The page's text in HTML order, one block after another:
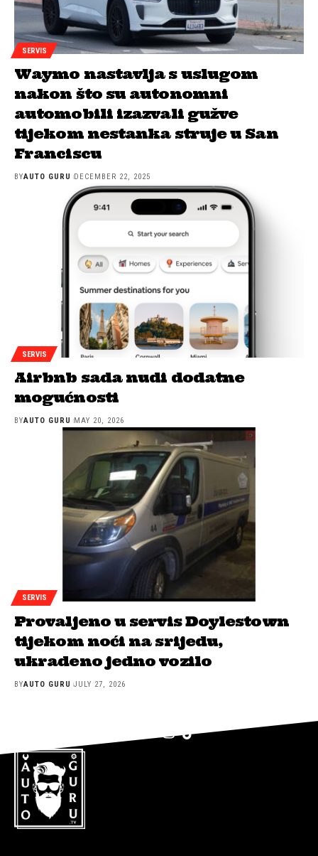
SERVIS
Waymo nastavlja s uslugom
nakon što su autonomni
automobili izazvali gužve
tijekom nestanka struje u San
Franciscu
BYAUTO GURU DECEMBER 22, 2025
SERVIS
Airbnb sada nudi dodatne
mogućnosti
BYAUTO GURU MAY 20, 2026
SERVIS
Provaljeno u servis Doylestown
tijekom noći na srijedu,
ukradeno jedno vozilo
BYAUTO GURU JULY 27, 2026